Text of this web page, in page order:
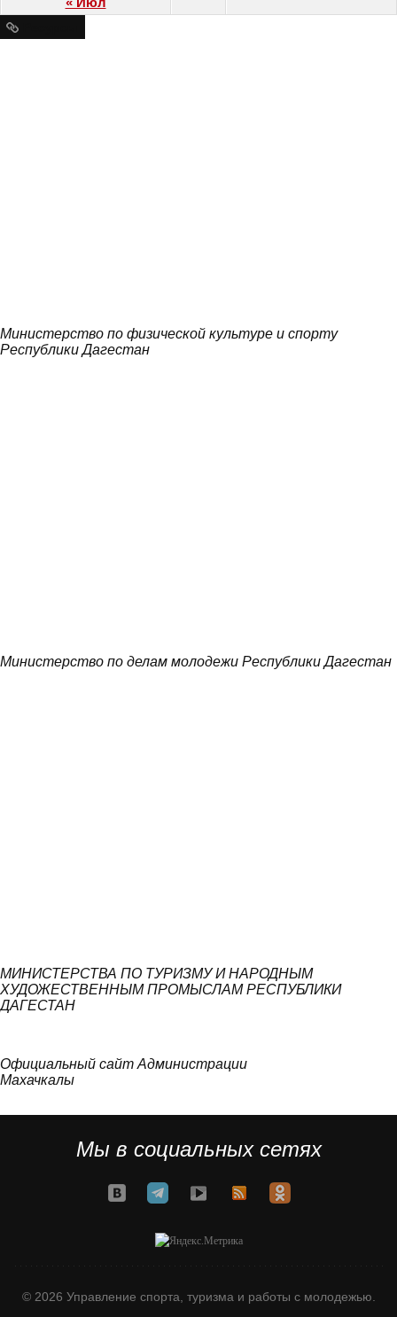
Министерство по физической культуре и спорту
Республики Дагестан
Министерство по делам молодежи Республики Дагестан
МИНИСТЕРСТВА ПО ТУРИЗМУ И НАРОДНЫМ
ХУДОЖЕСТВЕННЫМ ПРОМЫСЛАМ РЕСПУБЛИКИ
ДАГЕСТАН
Официальный сайт Администрации
Махачкалы
Мы в социальных сетях
© 2026 Управление спорта, туризма и работы с молодежью.